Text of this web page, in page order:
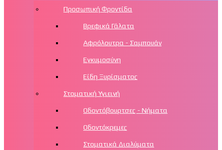
Προσωπική Φροντίδα
Βρεφικά Γάλατα
Αφρόλουτρα - Σαμπουάν
Εγκυμοσύνη
Είδη Ξυρίσματος
Στοματική Υγιεινή
Οδοντόβουρτσες - Νήματα
Οδοντόκρεμες
Στοματικά Διαλύματα